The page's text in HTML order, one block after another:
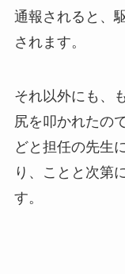
通報されると、
されます。
それ以外にも、
尻を叩かれたの
どと担任の先生
り、ことと次第
す。